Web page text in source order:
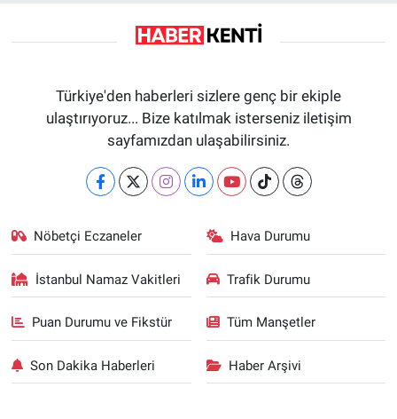
Türkiye'den haberleri sizlere genç bir ekiple
ulaştırıyoruz... Bize katılmak isterseniz iletişim
sayfamızdan ulaşabilirsiniz.
Nöbetçi Eczaneler Hava Durumu
İstanbul Namaz Vakitleri Trafik Durumu
Puan Durumu ve Fikstür Tüm Manşetler
Son Dakika Haberleri Haber Arşivi